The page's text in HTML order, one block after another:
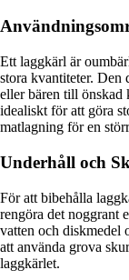
Ett laggkärl är
stora kvantiteter. Den
eller bären till önskad
idealiskt för att göra
matlagning för en
Underhåll och
För att bibehålla
rengöra det noggrant
vatten och diskmedel
att använda grova
laggkärlet.